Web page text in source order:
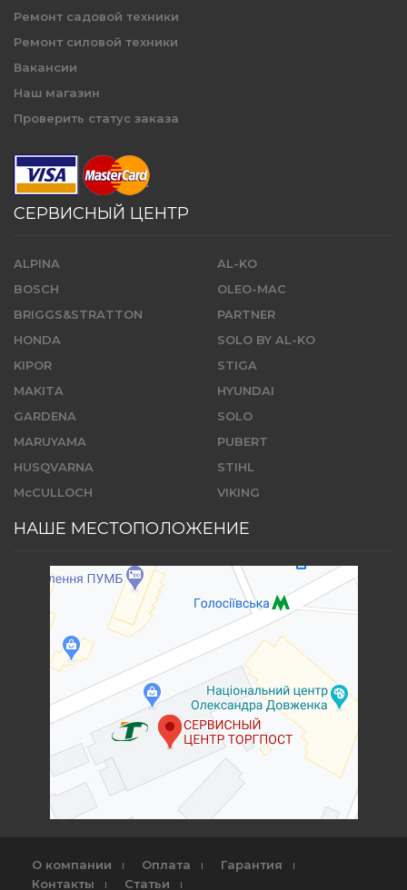
Ремонт садовой техники
Ремонт силовой техники
Вакансии
Наш магазин
Проверить статус заказа
СЕРВИСНЫЙ ЦЕНТР
ALPINA
BOSCH
BRIGGS&STRATTON
HONDA
KIPOR
MAKITA
GARDENA
MARUYAMA
HUSQVARNA
McCULLOCH
AL-KO
OLEO-MAC
PARTNER
SOLO BY AL-KO
STIGA
HYUNDAI
SOLO
PUBERT
STIHL
VIKING
НАШЕ МЕСТОПОЛОЖЕНИЕ
О компании Оплата
Гарантия
Контакты
Статьи